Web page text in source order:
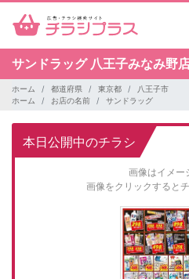
サンドラッグ 八王子みなみ野
ホーム 都道府県 東京都
八王子市
ホーム
お店の名前 サンドラッグ
本日公開中のチラシ
画像はイメー
画像をクリックすると